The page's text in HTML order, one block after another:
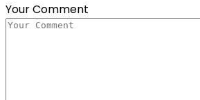
Your Comment